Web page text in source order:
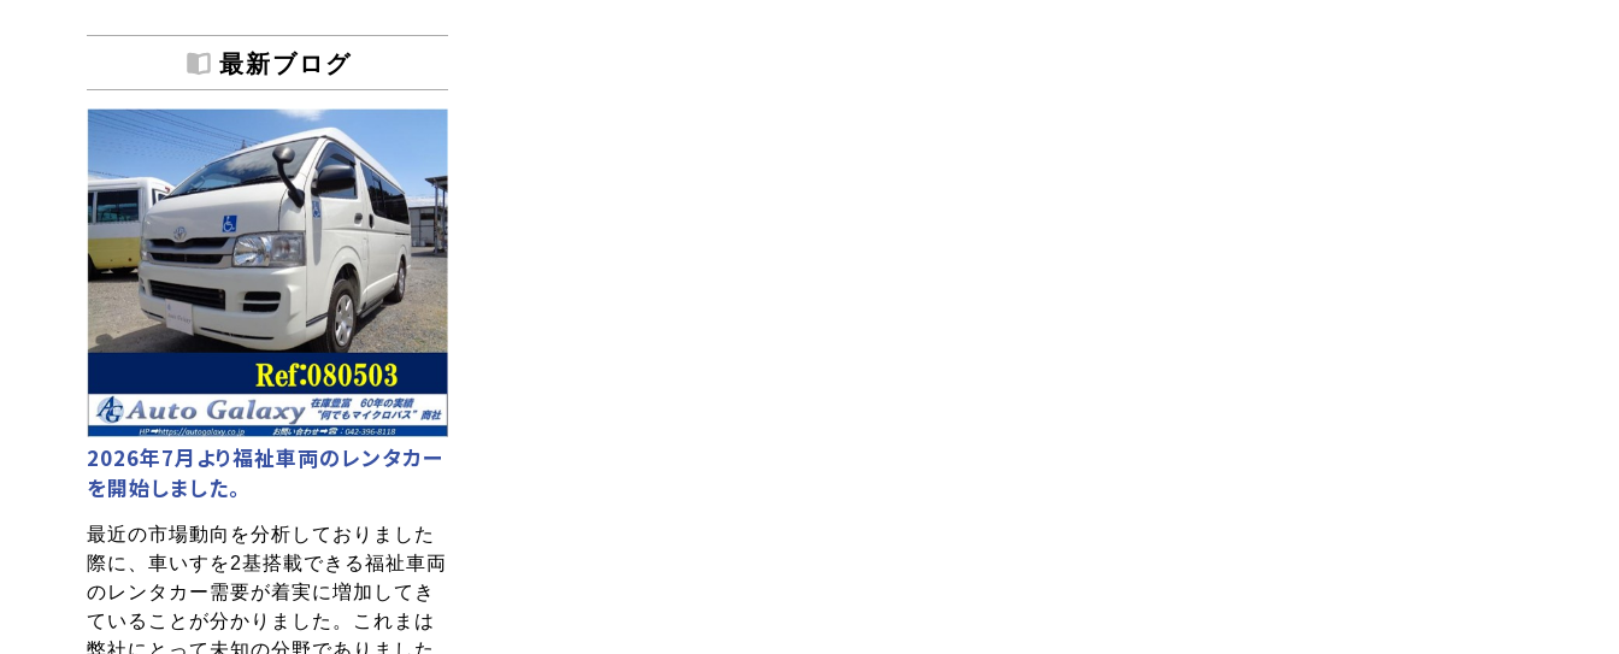
最新ブログ
2026年7月より福祉車両のレンタカー
を開始しました。
最近の市場動向を分析しておりました
際に、車いすを2基搭載できる福祉車両
のレンタカー需要が着実に増加してき
ていることが分かりました。これまは